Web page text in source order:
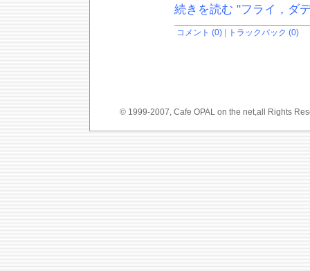
続きを読む "フライ，ダ
コメント (0) トラックバック (0)
© 1999-2007, Cafe OPAL on the net,all Rights